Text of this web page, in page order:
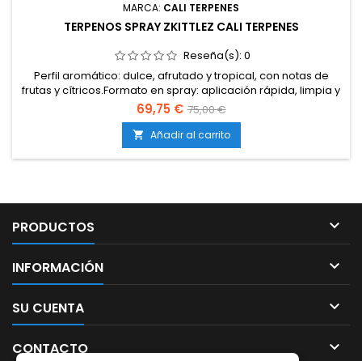
MARCA: CALI TERPENES
TERPENOS SPRAY ZKITTLEZ CALI TERPENES
Reseña(s): 0
Perfil aromático: dulce, afrutado y tropical, con notas de
frutas y cítricos.Formato en spray: aplicación rápida, limpia y
uniforme.Elaborado con terpenos 100 % naturales, sin
cannabinoides.Certificaciones de calidad alimentaria y
farmacéutica (ISO).Marca: Cali Terpenes.
69,75 € 75,00 €
 Añadir al carrito
PRODUCTOS 
INFORMACIÓN 
SU CUENTA 
CONTACTO 